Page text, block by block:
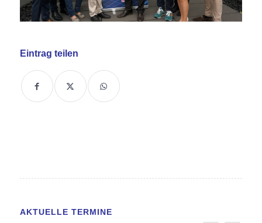
Eintrag teilen
AKTUELLE TERMINE